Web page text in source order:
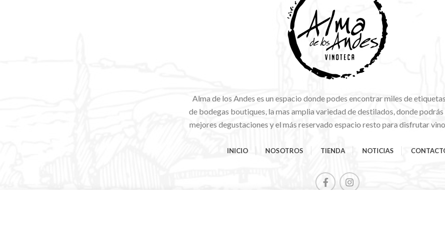
Alma de los Andes es un espacio donde podes encontrar miles de
de bodegas boutiques, la mas amplia variedad de destilados, donde
mejores degustaciones y el más reservado espacio resto para disfrutar
INICIO NOSOTROS TIENDA NOTICIAS